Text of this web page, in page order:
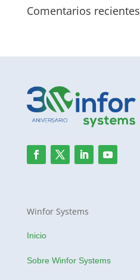
Comentarios recientes
Winfor Systems
Inicio
Sobre Winfor Systems